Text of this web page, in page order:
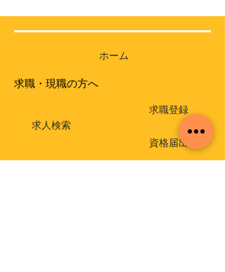
ホーム
求職・現職の方へ
求人検索
求職登録
資格届出